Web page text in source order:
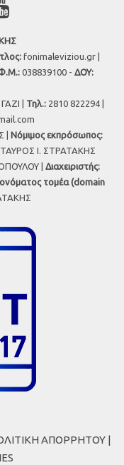
fonimaleviziou.gr |
038839100 - ΔΟΥ:
| Τηλ.: 2810 822294 |
| Νόμιμος εκπρόσωπος:
Ι. ΣΤΡΑΤΑΚΗΣ
| Διαχειριστής:
τομέα (domain
ΑΠΟΡΡΗΤΟΥ |